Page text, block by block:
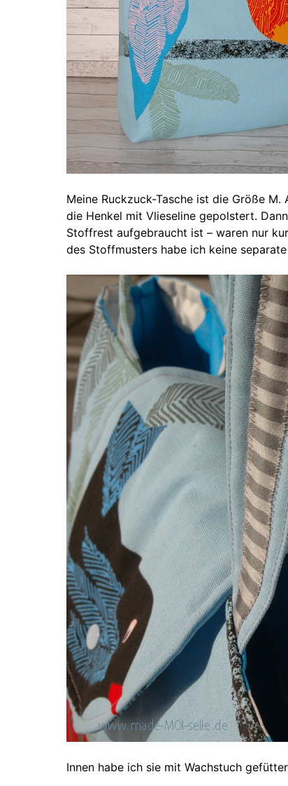
Meine Ruckzuck-Tasche ist die Größe
die Henkel mit Vlieseline gepolstert.
Stoffrest aufgebraucht ist – waren nur
des Stoffmusters habe ich keine
Innen habe ich sie mit Wachstuch